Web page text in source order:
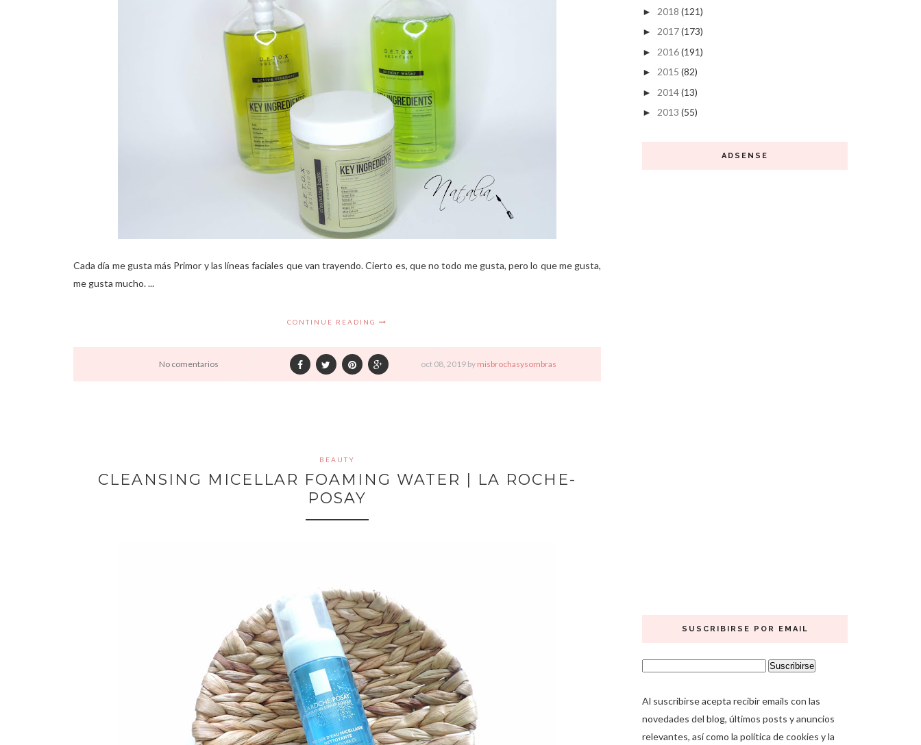
Cada día me gusta más Primor y las líneas faciales que van trayendo. Cierto es, que no todo me gusta, pero lo que me gusta,
me gusta mucho. ...
CONTINUE READING
No comentarios oct 08, 2019 by misbrochasysombras
BEAUTY
CLEANSING MICELLAR FOAMING WATER | LA ROCHE-
POSAY
► 2018 (121)
► 2017(173)
► 2016(191)
► 2015 (82)
► 2014(13)
► 2013 (55)
ADSENSE
SUSCRIBIRSE POR EMAIL
Al suscribirse acepta recibir emails con las
novedades del blog, últimos posts y anuncios
relevantes, así como la política de cookies y la